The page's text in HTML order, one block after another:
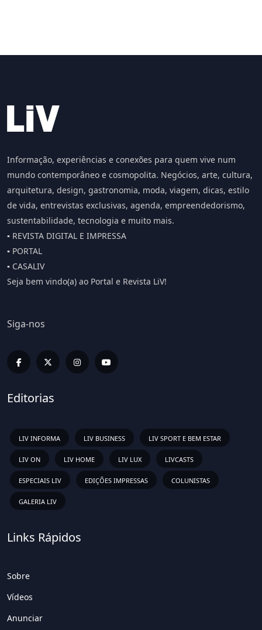
Informação, experiências e conexões para quem vive num
mundo contemporâneo e cosmopolita. Negócios, arte, cultura,
arquitetura, design, gastronomia, moda, viagem, dicas, estilo
de vida, entrevistas exclusivas, agenda, empreendedorismo,
sustentabilidade, tecnologia e muito mais.
▪️ REVISTA DIGITAL E IMPRESSA
▪️ PORTAL
▪️ CASALIV
Seja bem vindo(a) ao Portal e Revista LiV!
Siga-nos
Editorias
LIV INFORMA LIV BUSINESS LIV SPORT E BEM ESTAR
LIV ON LIV HOME LIV LUX LIVCASTS
ESPECIAIS LIV EDIÇÕES IMPRESSAS COLUNISTAS
GALERIA LIV
Links Rápidos
Sobre
Vídeos
Anunciar